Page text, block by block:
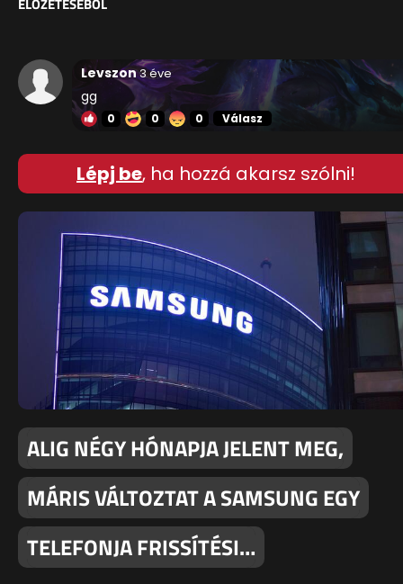
ELŐZETESÉBŐL
Levszon3 éve
gg
0 0 0 Válasz
Lépj be, ha hozzá akarsz szólni!
ALIG NÉGY HÓNAPJA JELENT MEG,
MÁRIS VÁLTOZTAT A SAMSUNG EGY
TELEFONJA FRISSÍTÉSI…